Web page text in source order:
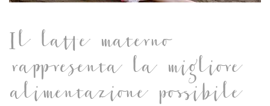
Il latte materno
rappresenta la migliore
alimentazione possibile